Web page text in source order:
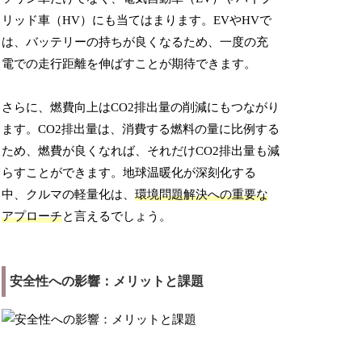
リッド車（HV）にも当てはまります。EVやHVで
は、バッテリーの持ちが良くなるため、一度の充
電での走行距離を伸ばすことが期待できます。
さらに、燃費向上はCO2排出量の削減にもつながり
ます。CO2排出量は、消費する燃料の量に比例する
ため、燃費が良くなれば、それだけCO2排出量も減
らすことができます。地球温暖化が深刻化する
中、クルマの軽量化は、環境問題解決への重要な
アプローチと言えるでしょう。
安全性への影響：メリットと課題